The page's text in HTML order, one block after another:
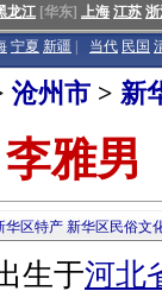
龙江 [华东] 上海 江苏
宁夏 新疆 当代 民国
沧州市 > 新
李雅男
华区特产 新华区民俗文
生于河北